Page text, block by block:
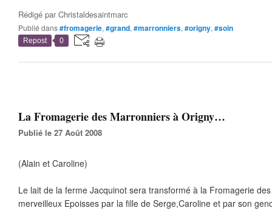
Rédigé parChristaldesaintmarc
Publié dans#fromagerie, #grand, #marronniers, #origny, #soin
Repost 0
La Fromagerie des Marronniers à Origny…
Publié le 27 Août 2008
(Alain et Caroline)
Le lait de la ferme Jacquinot sera transformé à la Fromagerie
merveilleux Epoisses par la fille de Serge,Caroline et par son